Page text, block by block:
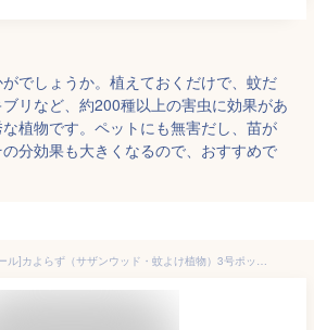
でしょうか。植えておくだけで、蚊だ
リなど、約200種以上の害虫に効果があ
植物です。ペットにも無害だし、苗が
分効果も大きくなるので、おすすめで
ハーブの苗/[棚卸セール]カよらず（サザンウッド・蚊よけ植物）3号ポット2株セット